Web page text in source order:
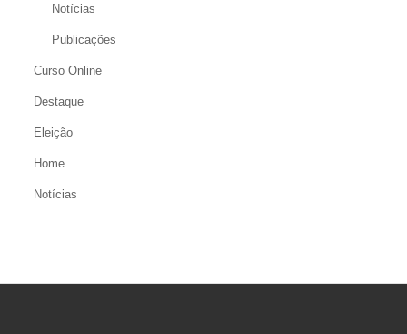
Notícias
Publicações
Curso Online
Destaque
Eleição
Home
Notícias